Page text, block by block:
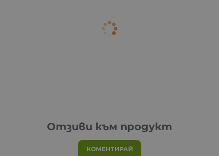
Отзиви към продукт
КОМЕНТИРАЙ